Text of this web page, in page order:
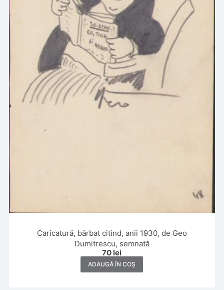
Caricatură, bărbat citind, anii 1930, de Geo
Dumitrescu, semnată
70 lei
ADAUGĂ ÎN COȘ